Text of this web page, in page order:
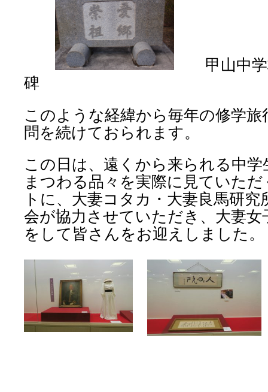
甲山中学
碑
このような経緯から毎年の修学
問を続けておられます。
この日は、遠くから来られる中
まつわる品々を実際に見ていた
トに、大妻コタカ・大妻良馬研
会が協力させていただき、大妻女
をして皆さんをお迎えしました。